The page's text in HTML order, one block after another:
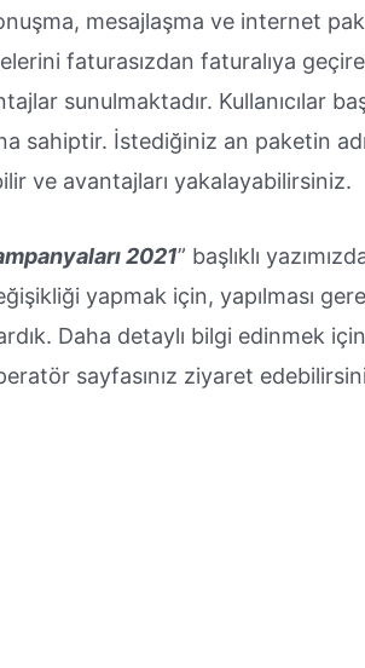
mesajlaşma ve internet
faturasızdan faturalıya
sunulmaktadır. Kullanıcılar
sahiptir. İstediğiniz an paketin
ve avantajları yakalayabilirsiniz.
2021” başlıklı
yapmak için, yapılması
Daha detaylı bilgi edinmek
sayfasınız ziyaret